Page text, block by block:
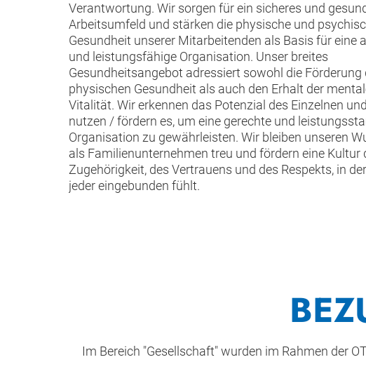
Verantwortung. Wir sorgen für ein sicheres und
Arbeitsumfeld und stärken die physische und
Gesundheit unserer Mitarbeitenden als Basis für eine
und leistungsfähige Organisation. Unser breites
Gesundheitsangebot adressiert sowohl die Förderung
physischen Gesundheit als auch den Erhalt der
Vitalität. Wir erkennen das Potenzial des Einzelnen und
nutzen / fördern es, um eine gerechte und
Organisation zu gewährleisten. Wir bleiben unseren
als Familienunternehmen treu und fördern eine Kultur
Zugehörigkeit, des Vertrauens und des Respekts, in
jeder eingebunden fühlt.
Im Bereich "Gesellschaft" wurden im Rahmen der